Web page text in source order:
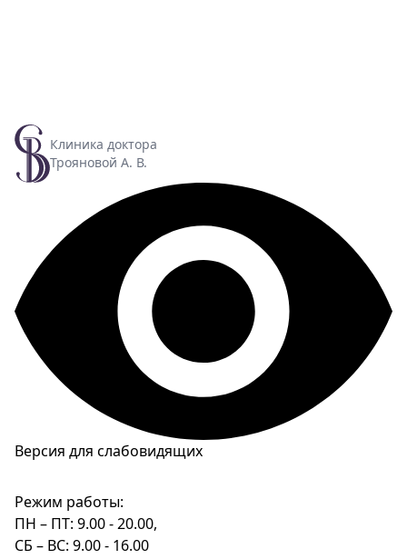
Клиника доктора
Трояновой А. В.
Версия для слабовидящих
Режим работы:
ПН – ПТ: 9.00 - 20.00,
СБ – ВС: 9.00 - 16.00